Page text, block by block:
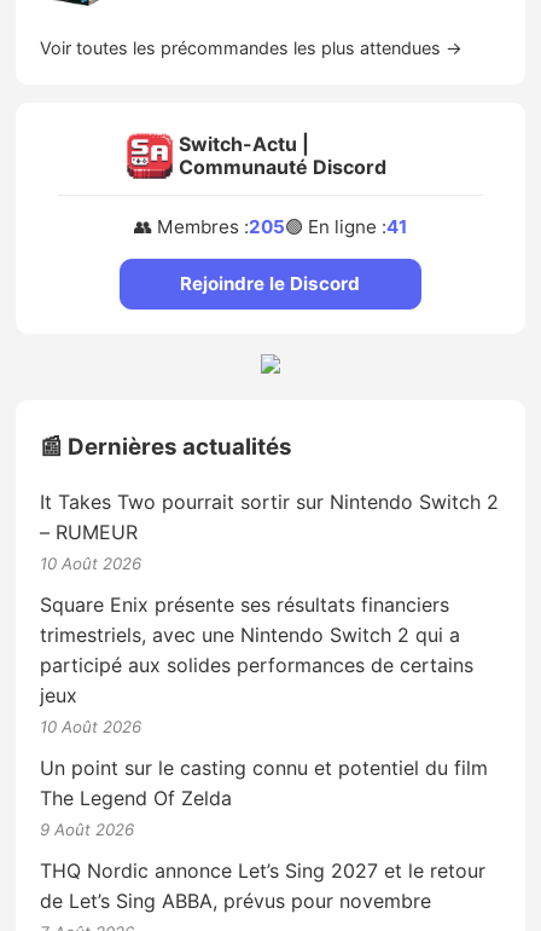
Voir toutes les précommandes les plus attendues →
Switch-Actu |
Communauté Discord
👥 Membres :205🟢 En ligne :41
Rejoindre le Discord
📰 Dernières actualités
It Takes Two pourrait sortir sur Nintendo Switch 2
– RUMEUR
10 Août 2026
Square Enix présente ses résultats financiers
trimestriels, avec une Nintendo Switch 2 qui a
participé aux solides performances de certains
jeux
10 Août 2026
Un point sur le casting connu et potentiel du film
The Legend Of Zelda
9 Août 2026
THQ Nordic annonce Let’s Sing 2027 et le retour
de Let’s Sing ABBA, prévus pour novembre